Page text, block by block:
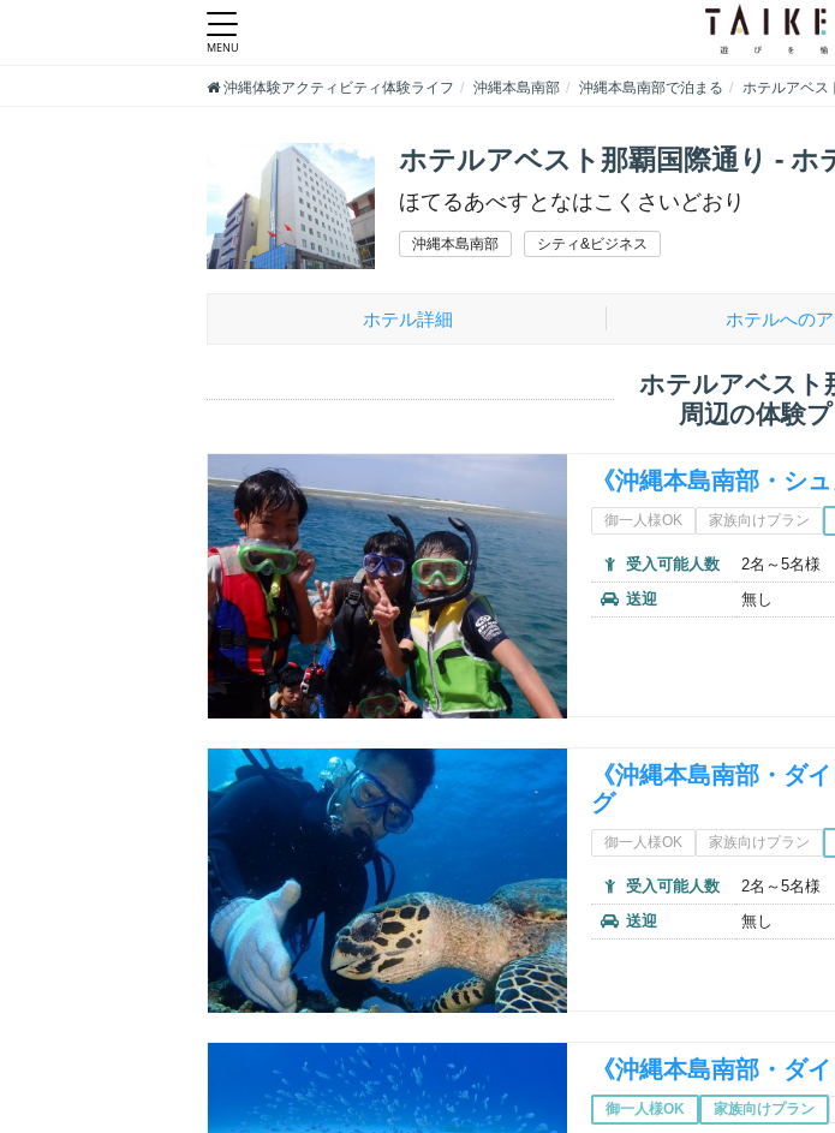
沖縄体験アクティビティ体験ライフ 沖縄本島南部 沖縄本島南部で泊まる ホテルアベス
ホテルアベスト那覇国際通り - ホ
ほてるあべすとなはこくさいどおり
沖縄本島南部 シティ&ビジネス
ホテル詳細 ホテルへの
ホテルアベスト
周辺の体験
《沖縄本島南部・シ
御一人様OK 家族向けプラン
受入可能人数 2名～5名様
送迎
無し
《沖縄本島南部・ダ
グ
御一人様OK 家族向けプラン
受入可能人数 2名～5名様
送迎
無し
《沖縄本島南部・ダ
御一人様OK 家族向けプラン